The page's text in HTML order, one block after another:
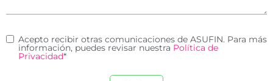
Acepto recibir otras comunicaciones de ASUFIN. Para más
información, puedes revisar nuestra Política de
Privacidad*